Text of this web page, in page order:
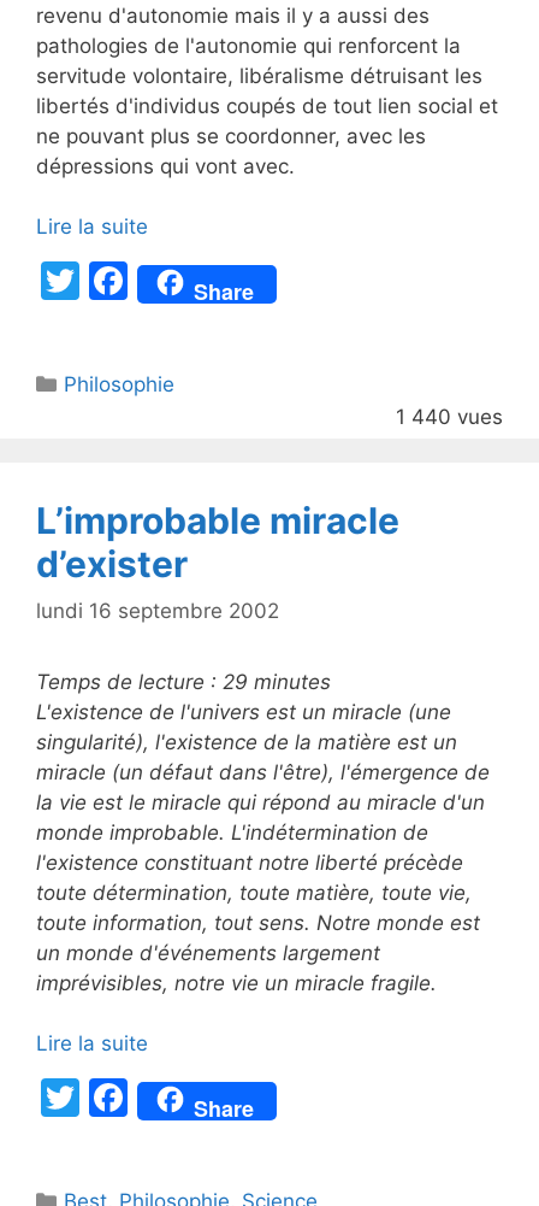
revenu d'autonomie mais il y a aussi des
pathologies de l'autonomie qui renforcent la
servitude volontaire, libéralisme détruisant les
libertés d'individus coupés de tout lien social et
ne pouvant plus se coordonner, avec les
dépressions qui vont avec.
Lire la suite
T
er
F
a
e
o
k
Share
Catégories
Philosophie
1 440 vues
L’improbable miracle
d’exister
lundi 16 septembre 2002
Temps de lecture : 29 minutes
L'existence de l'univers est un miracle (une
singularité), l'existence de la matière est un
miracle (un défaut dans l'être), l'émergence de
la vie est le miracle qui répond au miracle d'un
monde improbable. L'indétermination de
l'existence constituant notre liberté précède
toute détermination, toute matière, toute vie,
toute information, tout sens. Notre monde est
un monde d'événements largement
imprévisibles, notre vie un miracle fragile.
Lire la suite
T
F
a
Share
Catégories